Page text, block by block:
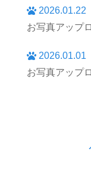
2026.01.22
お写真アップ
2026.01.01
お写真アップ